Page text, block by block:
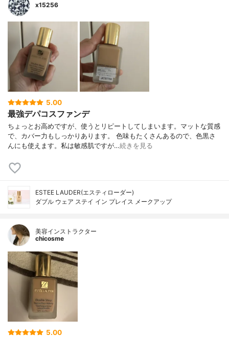
x15256
5.00
最強デパコスファンデ
ちょっとお高めですが、使うとリピートしてしまいます。マットな質感
で、カバー力もしっかりあります。 色味もたくさんあるので、色黒さ
んにも使えます。私は敏感肌ですが…続きを見る
ESTEE LAUDER(エスティローダー)
ダブル ウェア ステイ イン プレイス メークアップ
美容インストラクター
chicosme
5.00